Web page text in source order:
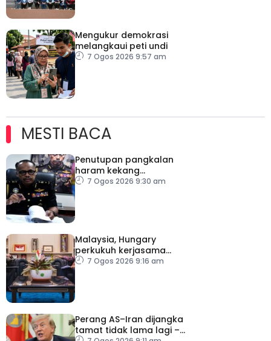
Mengukur demokrasi
melangkaui peti undi
7 Ogos 2026 9:57 am
MESTI BACA
Penutupan pangkalan
haram kekang
penyeludupan di
7 Ogos 2026 9:30 am
Malaysia, Hungary
perkukuh kerjasama
sektor pertanian
7 Ogos 2026 9:16 am
Perang AS–Iran dijangka
tamat tidak lama lagi –